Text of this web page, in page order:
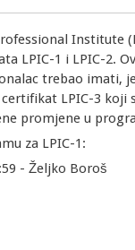
Institute
LPIC-1 i LPIC-2.
trebao imati,
LPIC-3 koji
promjene u
za LPIC-1:
- Željko Boroš